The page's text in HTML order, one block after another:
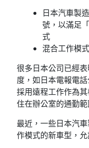
日本汽車製
號，以滿足
式
混合工作模
很多日本公司已經
度，如日本電報電
採用遠程工作作為
住在辦公室的通勤範
最近，一些日本汽
作模式的新車型，